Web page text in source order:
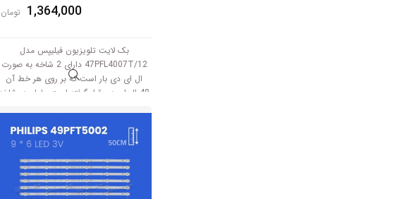
1,364,000 تومان
بک لایت تلویزیون فیلیپس مدل
47PFL4007T/12 دارای 2 شاخه به صورت
ال ای دی بار است که بر روی هر خط آن
48 ال ای دی قرار گرفته است. طول هر شاخه